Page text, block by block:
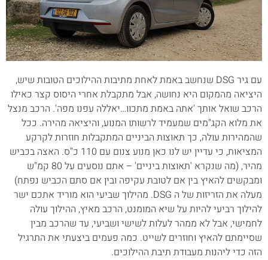
עם גיר DSG שנחשב באמת לאחת מתיבות ההילוכים הטובות שיש,
היציאה מהמקום היא נחושה, אבל מתקבלת אחרי היסוס קצר כאילו
הרכב שואל אותך 'אתה באמת מתכוו…יאללה עפנו מפה'. הרכב מנצל
את מלוא הקג"מים שמעמיד לרשותו המנוע, והיציאה מהירה. ככל
שהמהירות עולה, כך תאוצות הביניים המתקבלות חוזרות לקרקע
המציאות, כי עדיין יש לנו כאן מנוע צנום עם 110 כ"ס. האצה בכביש
מהיר, (מה שנקרא 'תאוצות ביניים' – אתם נוסעים על 80 קמ"ש
ומבקשים להאיץ בין אם לטובת עקיפה ובין אם סתם הכביש נפתח)
מעלה את הזריזות של ה DSG. מהילוך שביעי הוא מוריד אתכם ישר
להילוך רביעי להיות על שיא המומנט, הרכב מאיץ, ההילוך עולה
לחמישי, אבל לא ממהר לעלות לשישי ושביעי, עד שהרכב מבין
שסיימתם להאיץ וחוזרים לשייט. כמה פעמים ביצעתי את התרגיל
הזה כדי ליהנות מעבודת תיבת ההילוכים.